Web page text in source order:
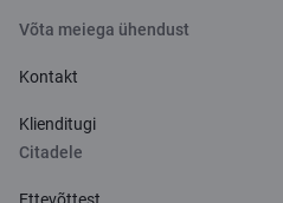
Võta meiega ühendust
Kontakt
Klienditugi
Citadele